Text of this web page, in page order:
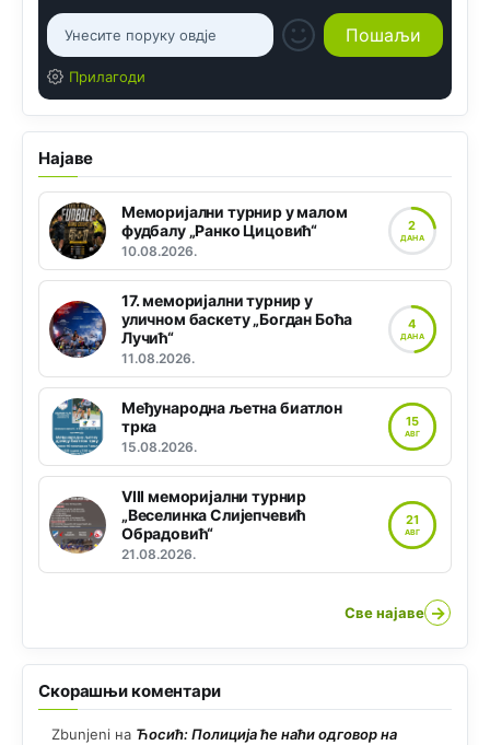
Прилагоди
Најаве
Меморијални турнир у малом
фудбалу „Ранко Цицовић“
10.08.2026.
2
ДАНА
17. меморијални турнир у
уличном баскету „Богдан Боћа
Лучић“
11.08.2026.
4
ДАНА
Међународна љетна биатлон
трка
15.08.2026.
15
АВГ
VIII меморијални турнир
„Веселинка Слијепчевић
Обрадовић“
21.08.2026.
21
АВГ
Све најаве →
Скорашњи коментари
Zbunjeni на Ћосић: Полиција ће наћи одговор на